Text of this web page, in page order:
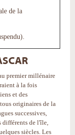
de la
premier millénaire
à la fois
et des
originaires de la
successives,
différents de l'île,
siècles. Les